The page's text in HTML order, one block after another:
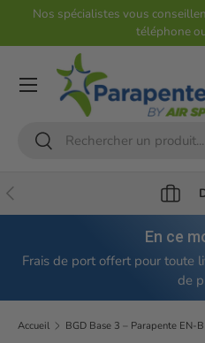
Nos spécialistes vous
téléphone
Recherche
Rechercher
Précédent
En ce
Frais de port offert pour toute
de
Accueil BGD Base 3 – Parapente EN-